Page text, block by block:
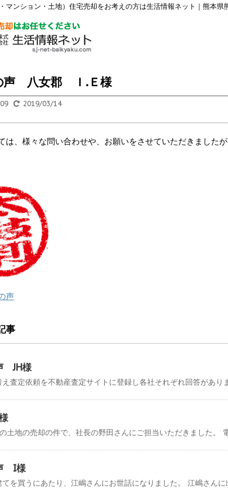
マンション・土地）住宅売却をお考えの方は生活情報ネット｜熊本県
声 八女郡 Ｉ.Ｅ様
2019/03/14
は、様々な問い合わせや、お願いをさせていただきましたが
声
事
JH様
査定依頼を不動産査定サイトに登録し各社それぞれ回答があり
土地の売却の件で、社長の野田さんにご担当いただきました。
I様
を買うにあたり、江嶋さんにお世話になりました。 江嶋さんに